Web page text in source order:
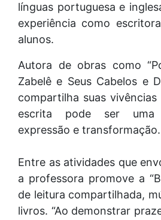
línguas portuguesa e
experiência como
alunos.
Autora de obras como
Zabelê e Seus Cabelos e
compartilha suas
escrita pode ser uma
expressão e transformação.
Entre as atividades que
a professora promove a
de leitura compartilhada,
livros. “Ao demonstrar